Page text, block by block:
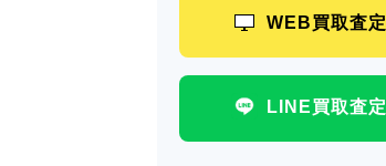
WEB買取査定
LINE買取査定